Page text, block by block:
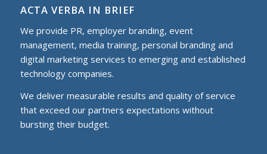
ACTA VERBA IN BRIEF
We provide PR, employer branding, event
management, media training, personal branding and
digital marketing services to еmerging and established
technology companies.
We deliver measurable results and quality of service
that exceed our partners expectations without
bursting their budget.